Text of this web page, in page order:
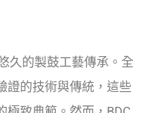
久的製鼓工藝傳承。全
證的技術與傳統，這些